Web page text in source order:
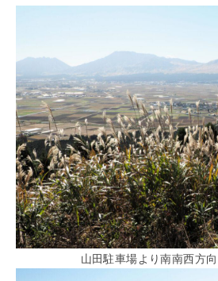
山田駐車場より南南西方